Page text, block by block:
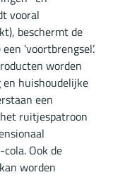
vooral
beschermt de
’voortbrengsel’.
worden
en huishoudelijke
een
ruitjespatroon
Ook de
worden